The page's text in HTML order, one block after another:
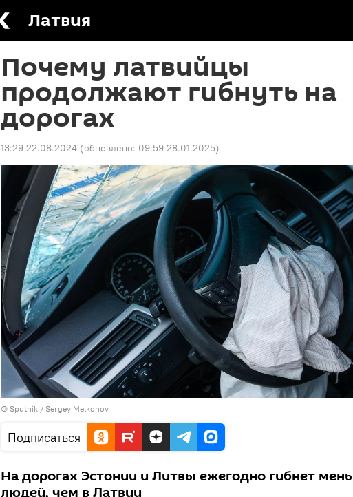
Латвия
Почему латвийцы
продолжают гибнуть на
дорогах
13:29 22.08.2024 (обновлено: 09:59 28.01.2025)
© Sputnik / Sergey Melkonov
Подписаться
На дорогах Эстонии и Литвы ежегодно гибнет
людей, чем в Латвии